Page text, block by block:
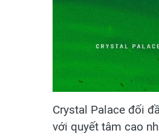
Crystal Palace đối
với quyết tâm cao